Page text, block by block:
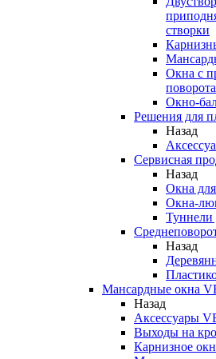
створки
Окна с
Окно-
Решения для
Назад
Сервисная
Назад
Окна
Окна-
Туннели
Назад
Мансардные окна
Назад
Аксессуары
Выходы на
Карнизное